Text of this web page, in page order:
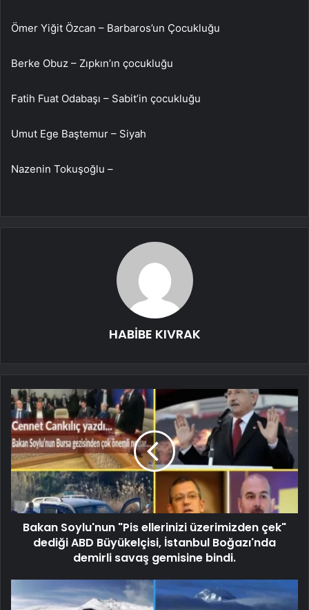
Ömer Yiğit Özcan – Barbaros’un Çocukluğu
Berke Obuz – Zıpkın’ın çocukluğu
Fatih Fuat Odabaşı – Sabit’in çocukluğu
Umut Ege Baştemur – Siyah
Nazenin Tokuşoğlu –
HABİBE KIVRAK
Bakan Soylu'nun "Pis ellerinizi üzerimizden çek"
dediği ABD Büyükelçisi, İstanbul Boğazı'nda
demirli savaş gemisine bindi.